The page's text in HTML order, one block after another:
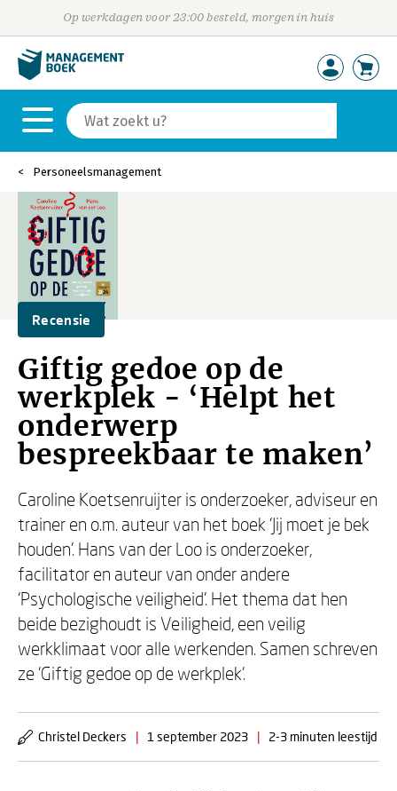
Op werkdagen voor 23:00 besteld, morgen in huis
Personeelsmanagement
Recensie
Giftig gedoe op de
werkplek - ‘Helpt het
onderwerp
bespreekbaar te maken’
Caroline Koetsenruijter is onderzoeker, adviseur en
trainer en o.m. auteur van het boek ‘Jij moet je bek
houden’. Hans van der Loo is onderzoeker,
facilitator en auteur van onder andere
‘Psychologische veiligheid’. Het thema dat hen
beide bezighoudt is Veiligheid, een veilig
werkklimaat voor alle werkenden. Samen schreven
ze ‘Giftig gedoe op de werkplek’.
Christel Deckers | 1 september 2023 | 2-3 minuten leestijd